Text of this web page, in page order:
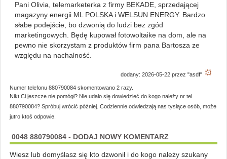
Pani Olivia, telemarketerka z firmy BEKADE, sprzedającej
magazyny energii ML POLSKA i WELSUN ENERGY. Bardzo
słabe podejście, bo dzwonią do ludzi bez zgód
marketingowych. Będę kupował fotowoltaike na dom, ale na
pewno nie skorzystam z produktów firm pana Bartosza ze
względu na nachalność.
dodany: 2026-05-22 przez "asdf"
Numer telefonu 880790084 skomentowano 2 razy.
Nikt Ci jeszcze nie pomógł? Nie udało się dowiedzieć do kogo należy nr tel.
880790084? Spróbuj wrócić później. Codziennie odwiedzają nas tysiące osób, może
jutro ktoś odpowie.
0048 880790084 - DODAJ NOWY KOMENTARZ
Wiesz lub domyślasz się kto dzwonił i do kogo należy szukany